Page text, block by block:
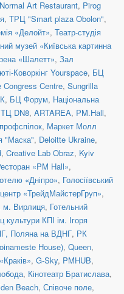
Normal Art Restaurant, Pirog
, ТРЦ "Smart plaza Obolon",
«Делойт», Театр-студія
музей «Київська картинна
«Шалетт», Зал
Коворкінг Yourspace, БЦ
Congress Centre, Sungrilla
, БЦ Форум, Національна
ТЦ DN8, ARTAREA, PM.Hall,
, Маркет Молл
"Маска", Deloitte Ukraine,
, Creative Lab Obraz, Kyiv
«PM Hall»,
«Дніпро», Голосіївський
«ТрейдМайстерГруп»,
м. Вирлиця, Готельний
культури КПІ ім. Ігоря
Поляна на ВДНГ, РК
House), Queen,
, G-Sky, PMHUB,
, Кінотеатр Братислава,
Beach, Співоче поле,